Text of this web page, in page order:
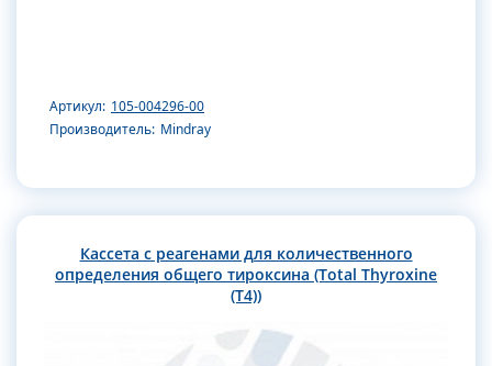
Артикул: 105-004296-00
Производитель: Mindray
Кассета с реагенами для количественного
определения общего тироксина (Total Thyroxine
(T4))